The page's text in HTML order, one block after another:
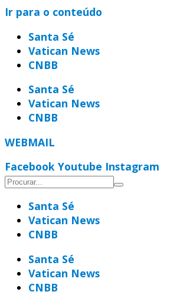
Ir para o conteúdo
Santa Sé
Vatican News
CNBB
Santa Sé
Vatican News
CNBB
WEBMAIL
Facebook Youtube Instagram
Santa Sé
Vatican News
CNBB
Santa Sé
Vatican News
CNBB